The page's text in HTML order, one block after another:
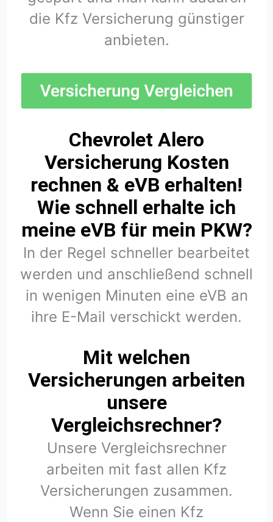
die Kfz Versicherung günstiger
anbieten.
Chevrolet Alero
Versicherung Kosten
rechnen & eVB erhalten!
Wie schnell erhalte ich
meine eVB für mein PKW?
In der Regel schneller bearbeitet
werden und anschließend schnell
in wenigen Minuten eine eVB an
ihre E-Mail verschickt werden.
Mit welchen
Versicherungen arbeiten
unsere
Vergleichsrechner?
Unsere Vergleichsrechner
arbeiten mit fast allen Kfz
Versicherungen zusammen.
Wenn Sie einen Kfz